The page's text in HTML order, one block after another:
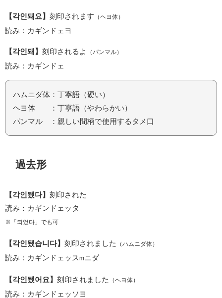
【각인돼요】 刻印されます （ヘヨ体）
読み：カギンドェヨ
【각인돼】 刻印されるよ （パンマル）
読み：カギンドェ
ハムニダ体：丁寧語（硬い）
ヘヨ体 ：丁寧語（やわらかい）
パンマル ：親しい間柄で使用するタメ口
過去形
【각인됐다】 刻印された
読み：カギンドェッタ
※「되었다」でも可
【각인됐습니다】 刻印されました （ハムニダ体）
読み：カギンドェッス m ニダ
【각인됐어요】 刻印されました （ヘヨ体）
読み：カギンドェッソヨ